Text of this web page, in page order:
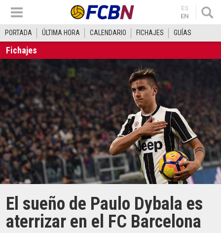
ES
EN
PORTADA ÚLTIMA HORA CALENDARIO FICHAJES GUÍAS
Fichajes
El sueño de Paulo Dybala es
aterrizar en el FC Barcelona